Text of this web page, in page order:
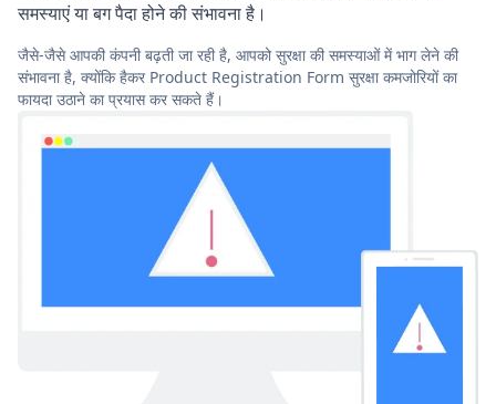
समस्याएं या बग पैदा होने की संभावना है।
जैसे-जैसे आपकी कंपनी बढ़ती जा रही है, आपको सुरक्षा की समस्याओं में भाग लेने की
संभावना है, क्योंकि हैकर Product Registration Form सुरक्षा कमजोरियों का
फायदा उठाने का प्रयास कर सकते हैं।